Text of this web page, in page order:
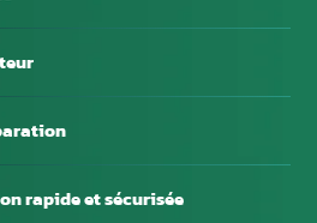
rapide et sécurisée